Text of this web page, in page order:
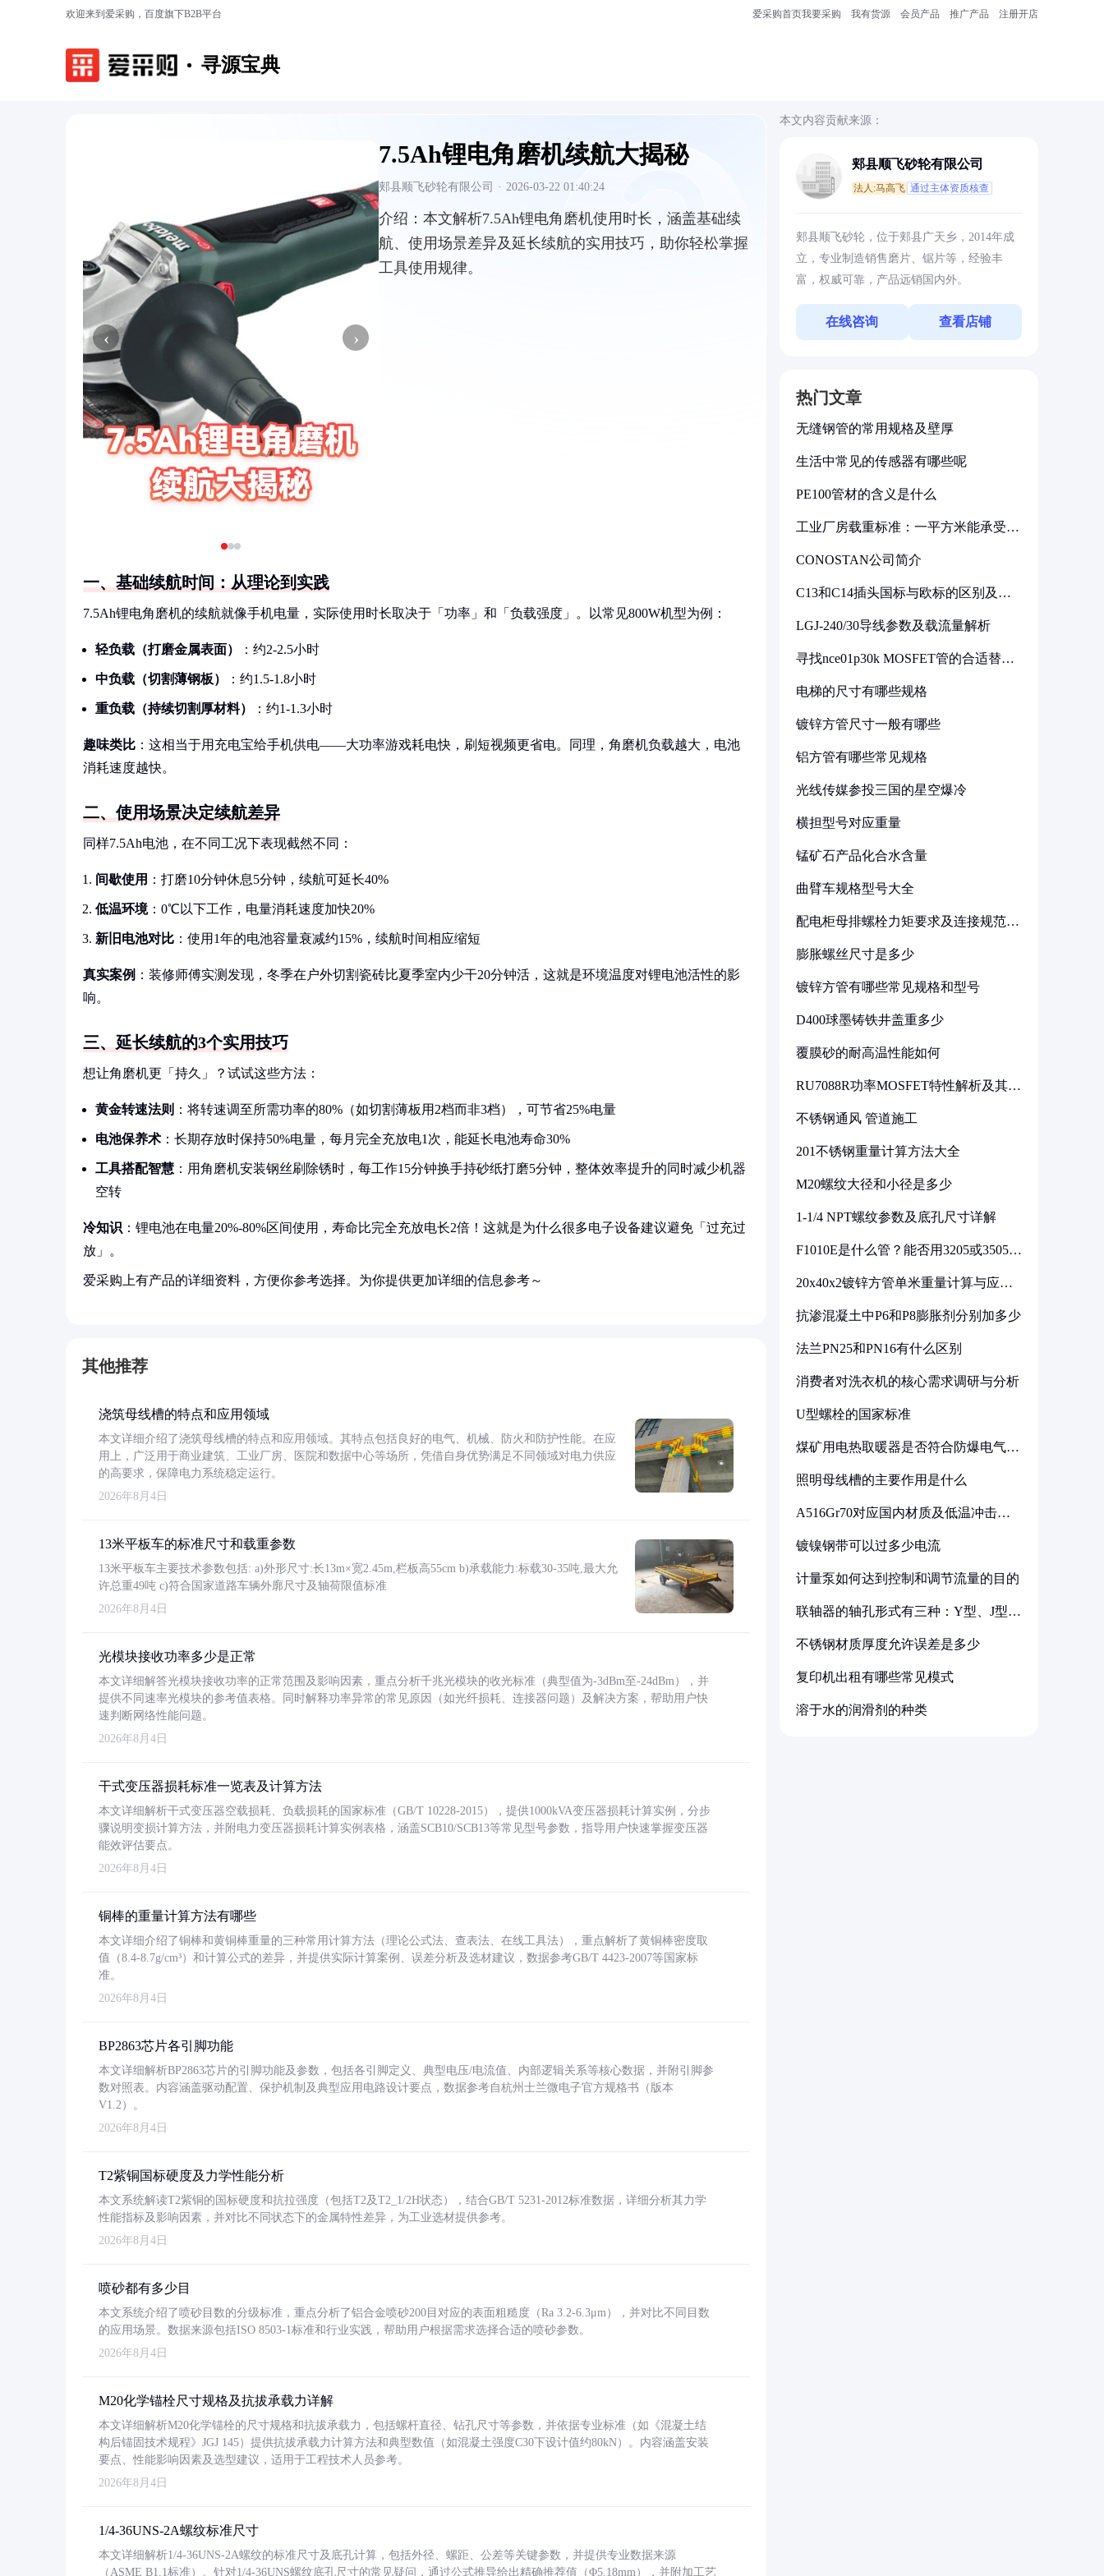
欢迎来到爱采购，百度旗下B2B平台 爱采购首页我要采购 我有货源 会员产品 推广产品 注册开店
寻源宝典
‹ ›
7.5Ah锂电角磨机续航大揭秘
郏县顺飞砂轮有限公司 · 2026-03-22 01:40:24
介绍： 本文解析7.5Ah锂电角磨机使用时长，涵盖基础续
航、使用场景差异及延长续航的实用技巧，助你轻松掌握
工具使用规律。
一、基础续航时间：从理论到实践
7.5Ah锂电角磨机的续航就像手机电量，实际使用时长取决于「功率」和「负载强度」。以常见800W机型为例：
轻负载（打磨金属表面） ：约2-2.5小时
中负载（切割薄钢板） ：约1.5-1.8小时
重负载（持续切割厚材料） ：约1-1.3小时
趣味类比 ：这相当于用充电宝给手机供电——大功率游戏耗电快，刷短视频更省电。同理，角磨机负载越大，电池
消耗速度越快。
二、使用场景决定续航差异
同样7.5Ah电池，在不同工况下表现截然不同：
间歇使用 ：打磨10分钟休息5分钟，续航可延长40%
低温环境：0℃以下工作，电量消耗速度加快20%
新旧电池对比 ：使用1年的电池容量衰减约15%，续航时间相应缩短
真实案例 ：装修师傅实测发现，冬季在户外切割瓷砖比夏季室内少干20分钟活，这就是环境温度对锂电池活性的影
响。
三、延长续航的3个实用技巧
想让角磨机更「持久」？试试这些方法：
黄金转速法则 ：将转速调至所需功率的80%（如切割薄板用2档而非3档），可节省25%电量
电池保养术 ：长期存放时保持50%电量，每月完全充放电1次，能延长电池寿命30%
工具搭配智慧 ：用角磨机安装钢丝刷除锈时，每工作15分钟换手持砂纸打磨5分钟，整体效率提升的同时减少机器
空转
冷知识 ：锂电池在电量20%-80%区间使用，寿命比完全充放电长2倍！这就是为什么很多电子设备建议避免「过充过
放」。
爱采购上有产品的详细资料，方便你参考选择。为你提供更加详细的信息参考～
其他推荐
浇筑母线槽的特点和应用领域
本文详细介绍了浇筑母线槽的特点和应用领域。其特点包括良好的电气、机械、防火和防护性能。在应
用上，广泛用于商业建筑、工业厂房、医院和数据中心等场所，凭借自身优势满足不同领域对电力供应
的高要求，保障电力系统稳定运行。
2026年8月4日
13米平板车的标准尺寸和载重参数
13米平板车主要技术参数包括: a)外形尺寸:长13m×宽2.45m,栏板高55cm b)承载能力:标载30-35吨,最大允
许总重49吨 c)符合国家道路车辆外廓尺寸及轴荷限值标准
2026年8月4日
光模块接收功率多少是正常
本文详细解答光模块接收功率的正常范围及影响因素，重点分析千兆光模块的收光标准（典型值为-3dBm至-24dBm），并
提供不同速率光模块的参考值表格。同时解释功率异常的常见原因（如光纤损耗、连接器问题）及解决方案，帮助用户快
速判断网络性能问题。
2026年8月4日
干式变压器损耗标准一览表及计算方法
本文详细解析干式变压器空载损耗、负载损耗的国家标准（GB/T 10228-2015），提供1000kVA变压器损耗计算实例，分步
骤说明变损计算方法，并附电力变压器损耗计算实例表格，涵盖SCB10/SCB13等常见型号参数，指导用户快速掌握变压器
能效评估要点。
2026年8月4日
铜棒的重量计算方法有哪些
本文详细介绍了铜棒和黄铜棒重量的三种常用计算方法（理论公式法、查表法、在线工具法），重点解析了黄铜棒密度取
值（8.4-8.7g/cm³）和计算公式的差异，并提供实际计算案例、误差分析及选材建议，数据参考GB/T 4423-2007等国家标
准。
2026年8月4日
BP2863芯片各引脚功能
本文详细解析BP2863芯片的引脚功能及参数，包括各引脚定义、典型电压/电流值、内部逻辑关系等核心数据，并附引脚参
数对照表。内容涵盖驱动配置、保护机制及典型应用电路设计要点，数据参考自杭州士兰微电子官方规格书（版本
V1.2）。
2026年8月4日
T2紫铜国标硬度及力学性能分析
本文系统解读T2紫铜的国标硬度和抗拉强度（包括T2及T2_1/2H状态），结合GB/T 5231-2012标准数据，详细分析其力学
性能指标及影响因素，并对比不同状态下的金属特性差异，为工业选材提供参考。
2026年8月4日
喷砂都有多少目
本文系统介绍了喷砂目数的分级标准，重点分析了铝合金喷砂200目对应的表面粗糙度（Ra 3.2-6.3μm），并对比不同目数
的应用场景。数据来源包括ISO 8503-1标准和行业实践，帮助用户根据需求选择合适的喷砂参数。
2026年8月4日
M20化学锚栓尺寸规格及抗拔承载力详解
本文详细解析M20化学锚栓的尺寸规格和抗拔承载力，包括螺杆直径、钻孔尺寸等参数，并依据专业标准（如《混凝土结
构后锚固技术规程》JGJ 145）提供抗拔承载力计算方法和典型数值（如混凝土强度C30下设计值约80kN）。内容涵盖安装
要点、性能影响因素及选型建议，适用于工程技术人员参考。
2026年8月4日
1/4-36UNS-2A螺纹标准尺寸
本文详细解析1/4-36UNS-2A螺纹的标准尺寸及底孔计算，包括外径、螺距、公差等关键参数，并提供专业数据来源
（ASME B1.1标准）。针对1/4-36UNS螺纹底孔尺寸的常见疑问，通过公式推导给出精确推荐值（Φ5.18mm），并附加工艺
本文内容贡献来源：
郏县顺飞砂轮有限公司
法人:马高飞 通过主体资质核查
郏县顺飞砂轮，位于郏县广天乡，2014年成
立，专业制造销售磨片、锯片等，经验丰
富，权威可靠，产品远销国内外。
在线咨询 查看店铺
热门文章
无缝钢管的常用规格及壁厚
生活中常见的传感器有哪些呢
PE100管材的含义是什么
工业厂房载重标准：一平方米能承受多
CONOSTAN公司简介
C13和C14插头国标与欧标的区别及其
LGJ-240/30导线参数及载流量解析
寻找nce01p30k MOSFET管的合适替代
电梯的尺寸有哪些规格
镀锌方管尺寸一般有哪些
铝方管有哪些常见规格
光线传媒参投三国的星空爆冷
横担型号对应重量
锰矿石产品化合水含量
曲臂车规格型号大全
配电柜母排螺栓力矩要求及连接规范详
膨胀螺丝尺寸是多少
镀锌方管有哪些常见规格和型号
D400球墨铸铁井盖重多少
覆膜砂的耐高温性能如何
RU7088R功率MOSFET特性解析及其在
不锈钢通风 管道施工
201不锈钢重量计算方法大全
M20螺纹大径和小径是多少
1-1/4 NPT螺纹参数及底孔尺寸详解
F1010E是什么管？能否用3205或3505代
20x40x2镀锌方管单米重量计算与应用
抗渗混凝土中P6和P8膨胀剂分别加多少
法兰PN25和PN16有什么区别
消费者对洗衣机的核心需求调研与分析
U型螺栓的国家标准
煤矿用电热取暖器是否符合防爆电气设
照明母线槽的主要作用是什么
A516Gr70对应国内材质及低温冲击要
镀镍钢带可以过多少电流
计量泵如何达到控制和调节流量的目的
联轴器的轴孔形式有三种：Y型、J型、
不锈钢材质厚度允许误差是多少
复印机出租有哪些常见模式
溶于水的润滑剂的种类